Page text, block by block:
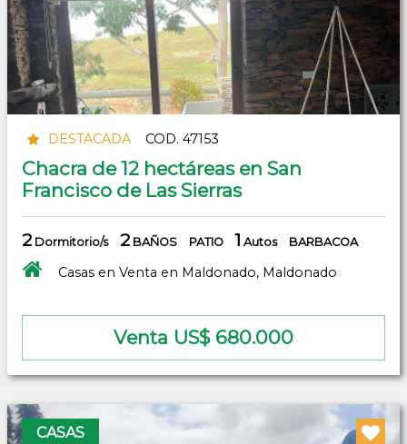
DESTACADA COD. 47153
Chacra de 12 hectáreas en San
Francisco de Las Sierras
2 Dormitorio/s 2BAÑOS PATIO 1 Autos BARBACOA
Casas en Venta en Maldonado, Maldonado
Venta US$ 680.000
CASAS